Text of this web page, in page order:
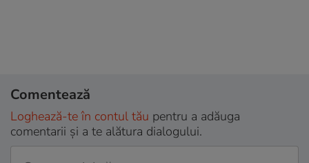
Comentează
Loghează-te în contul tău pentru a adăuga
comentarii și a te alătura dialogului.